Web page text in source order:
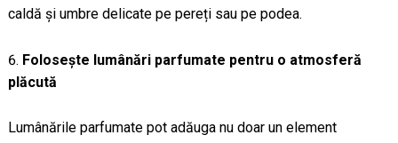
caldă și umbre delicate pe pereți sau pe podea.
Folosește lumânări parfumate pentru o atmosferă
plăcută
Lumânările parfumate pot adăuga nu doar un element